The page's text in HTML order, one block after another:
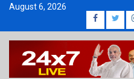
Skip
content
August 6, 2026